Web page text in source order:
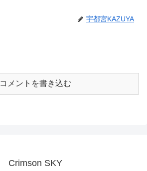
宇都宮KAZUYA
コメントを書き込む
Crimson SKY